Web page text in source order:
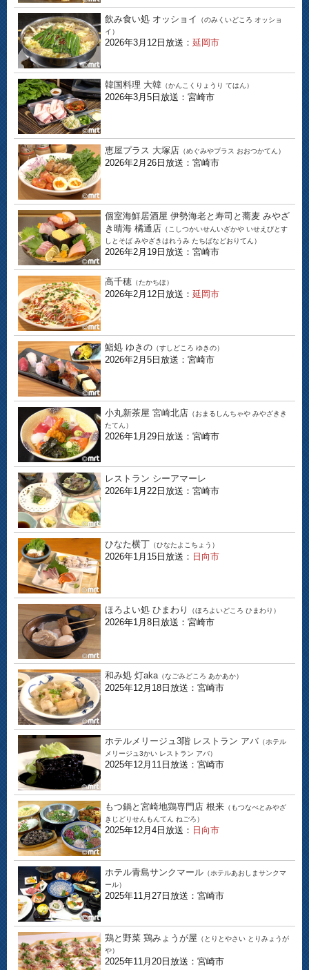
飲み食い処 オッショイ
（のみくいどころ オッショ
イ）
2026年3月12日放送： 延岡市
韓国料理 大韓 （かんこくりょうり てはん）
2026年3月5日放送：宮崎市
恵屋プラス 大塚店 （めぐみやプラス おおつかてん）
2026年2月26日放送：宮崎市
個室海鮮居酒屋 伊勢海老と寿司と蕎麦 みやざ
き晴海 橘通店 （こしつかいせんいざかや いせえびとす
しとそば みやざきはれうみ たちばなどおりてん）
2026年2月19日放送：宮崎市
高千穂 （たかちほ）
2026年2月12日放送： 延岡市
鮨処 ゆきの （すしどころ ゆきの）
2026年2月5日放送：宮崎市
小丸新茶屋 宮崎北店 （おまるしんちゃや みやざきき
たてん）
2026年1月29日放送：宮崎市
レストラン シーアマーレ
2026年1月22日放送：宮崎市
ひなた横丁 （ひなたよこちょう）
2026年1月15日放送： 日向市
ほろよい処 ひまわり （ほろよいどころ ひまわり）
2026年1月8日放送：宮崎市
和み処 灯aka （なごみどころ あかあか）
2025年12月18日放送：宮崎市
ホテルメリージュ3階 レストラン アバ （ホテル
メリージュ3かい レストラン アバ）
2025年12月11日放送：宮崎市
もつ鍋と宮崎地鶏専門店 根来 （もつなべとみやざ
きじどりせんもんてん ねごろ）
2025年12月4日放送： 日向市
ホテル青島サンクマール （ホテルあおしまサンクマ
ール）
2025年11月27日放送：宮崎市
鶏と野菜 鶏みょうが屋 （とりとやさい とりみょうが
や）
2025年11月20日放送：宮崎市